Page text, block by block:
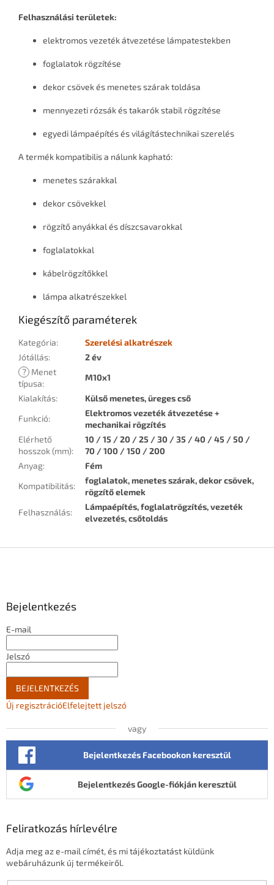
Felhasználási területek:
elektromos vezeték átvezetése lámpatestekben
foglalatok rögzítése
dekor csövek és menetes szárak toldása
mennyezeti rózsák és takarók stabil rögzítése
egyedi lámpaépítés és világítástechnikai szerelés
A termék kompatibilis a nálunk kapható:
menetes szárakkal
dekor csövekkel
rögzítő anyákkal és díszcsavarokkal
foglalatokkal
kábelrögzítőkkel
lámpa alkatrészekkel
Kiegészítő paraméterek
Kategória:
Szerelési alkatrészek
Jótállás:
2 év
? Menet
típusa:
M10x1
Kialakítás:
Külső menetes, üreges cső
Funkció:
Elektromos vezeték átvezetése +
mechanikai rögzítés
Elérhető
hosszok (mm):
10 / 15 / 20 / 25 / 30 / 35 / 40 / 45 / 50 /
70 / 100 / 150 / 200
Anyag:
Fém
Kompatibilitás:
foglalatok, menetes szárak, dekor csövek,
rögzítő elemek
Felhasználás:
Lámpaépítés, foglalatrögzítés, vezeték
elvezetés, csőtoldás
Bejelentkezés
E-mail
Jelszó
BEJELENTKEZÉS
Új regisztrációElfelejtett jelszó
vagy
Bejelentkezés Facebookon keresztül
Bejelentkezés Google-fiókján keresztül
Feliratkozás hírlevélre
Adja meg az e-mail címét, és mi tájékoztatást küldünk
webáruházunk új termékeiről.